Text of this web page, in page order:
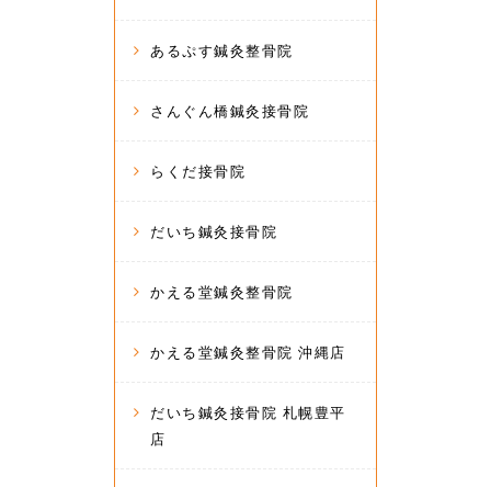
あるぷす鍼灸整骨院
さんぐん橋鍼灸接骨院
らくだ接骨院
だいち鍼灸接骨院
かえる堂鍼灸整骨院
かえる堂鍼灸整骨院 沖縄店
だいち鍼灸接骨院 札幌豊平
店